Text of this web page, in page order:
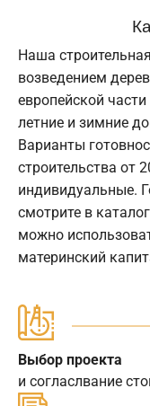
Наша
возведением
европейской
летние и зимние
Варианты
строительства от
индивидуальные.
смотрите в
можно
материнский
Выбор проекта
и согласлвание